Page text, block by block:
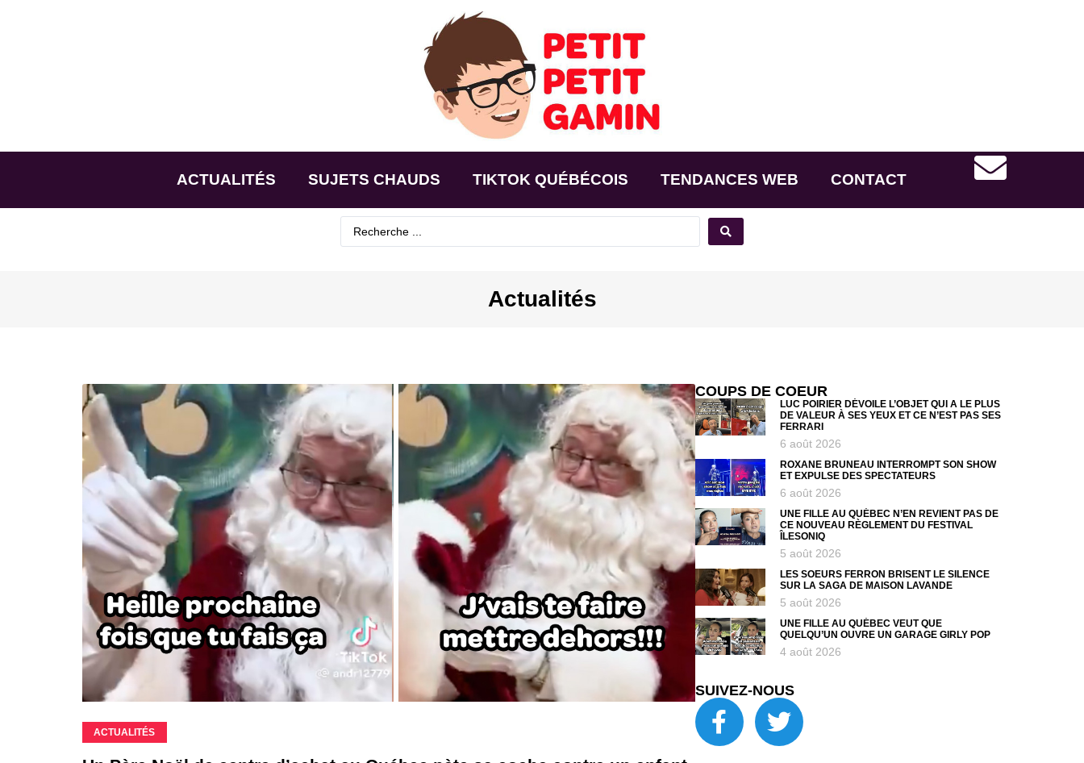
ACTUALITÉS SUJETS CHAUDS TIKTOK QUÉBÉCOIS TENDANCES WEB CONTACT
Actualités
ACTUALITÉS
COUPS DE COEUR
LUC POIRIER DÉVOILE L’OBJET QUI A LE PLUS
DE VALEUR À SES YEUX ET CE N’EST PAS SES
FERRARI
6 août 2026
ROXANE BRUNEAU INTERROMPT SON SHOW
ET EXPULSE DES SPECTATEURS
6 août 2026
UNE FILLE AU QUÉBEC N’EN REVIENT PAS DE
CE NOUVEAU RÈGLEMENT DU FESTIVAL
ÎLESONIQ
5 août 2026
LES SOEURS FERRON BRISENT LE SILENCE
SUR LA SAGA DE MAISON LAVANDE
5 août 2026
UNE FILLE AU QUÉBEC VEUT QUE
QUELQU’UN OUVRE UN GARAGE GIRLY POP
4 août 2026
SUIVEZ-NOUS